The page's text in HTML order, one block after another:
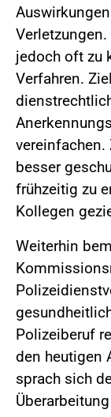
jedoch oft zu
Verfahren.
besser
frühzeitig zu
Kollegen
Weiterhin
Polizeiberuf
den heutigen
sprach sich